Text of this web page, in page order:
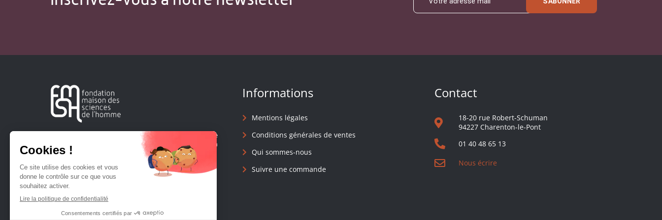
Créée en 1963, la Fondation Maison Sciences de l'Homme
soutient la recherche et la diffusion des connaissances en
sciences humaines et sociales.
Informations
Mentions légales
Conditions générales de ventes
Qui sommes-nous
Suivre une commande
Contact
18-20 rue Robert-Schuman
94227 Charenton-le-Pont
01 40 48 65 13
Nous écrire